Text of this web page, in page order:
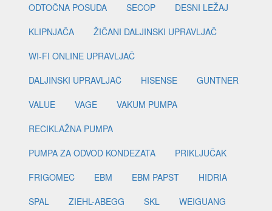
ODTOČNA POSUDA
SECOP
DESNI LEŽAJ
KLIPNJAČA
ŽIČANI DALJINSKI UPRAVLJAČ
WI-FI ONLINE UPRAVLJAČ
DALJINSKI UPRAVLJAČ
HISENSE
GUNTNER
VALUE
VAGE
VAKUM PUMPA
RECIKLAŽNA PUMPA
PUMPA ZA ODVOD KONDEZATA
PRIKLJUČAK
FRIGOMEC
EBM EBM PAPST
HIDRIA
SPAL
ZIEHL-ABEGG SKL
WEIGUANG